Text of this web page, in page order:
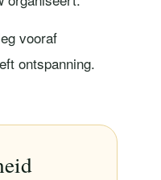
vooraf
ontspanning.